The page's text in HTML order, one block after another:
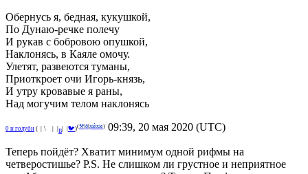
Обернусь я, бедная, кукушкой,
По Дунаю-речке полечу
И рукав с бобровою опушкой,
Наклонясь, в Каяле омочу.
Улетят, развеются туманы,
Приоткроет очи Игорь-князь,
И утру кровавые я раны,
Над могучим телом наклонясь
0 и голуби ( \ В 🐦)(⚒|ð|xièxie) 09:39, 20 мая 2020 (UTC)
Теперь пойдёт? Хватит минимум одной рифмы на
четверостишье? P.S. Не слишком ли грустное и неприятное